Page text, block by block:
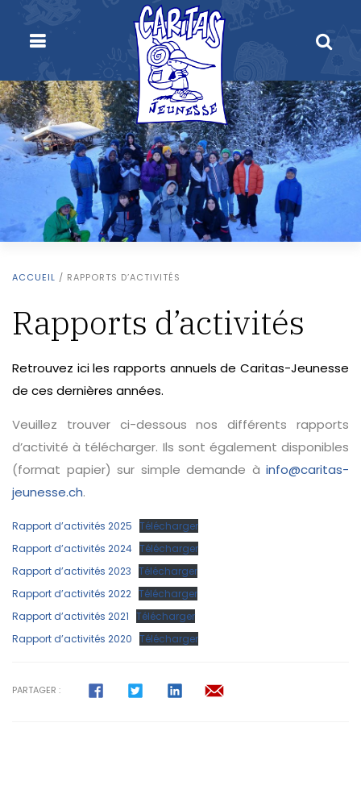
ACCUEIL / RAPPORTS D’ACTIVITÉS
Rapports d’activités
Retrouvez ici les rapports annuels de Caritas-Jeunesse
de ces dernières années.
Veuillez trouver ci-dessous nos différents rapports
d’activité à télécharger. Ils sont également disponibles
(format papier) sur simple demande à info@caritas-
jeunesse.ch.
Rapport d’activités 2025 Télécharger
Rapport d’activités 2024 Télécharger
Rapport d’activités 2023 Télécharger
Rapport d’activités 2022 Télécharger
Rapport d’activités 2021 Télécharger
Rapport d’activités 2020 Télécharger
PARTAGER :